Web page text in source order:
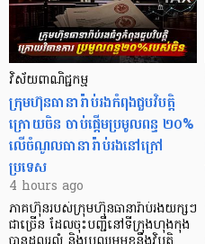
វិស័យពាណិជ្ជកម្ម
ក្រុមហ៊ុនធានារ៉ាប់រងកំពុងជួបវិបត្តិ
ក្រោយចិន ចាប់ផ្តើមប្រមូលពន្ធ ២០%
លើចំណូលធានារ៉ាប់រងនៅក្រៅ
ប្រទេស
4 hours ago
ភាគហ៊ុនរបស់ក្រុមហ៊ុនធានារ៉ាប់រងយក្សៗ
ជាច្រើន ដែលចុះបញ្ជីនៅទីក្រុងហុងកុង